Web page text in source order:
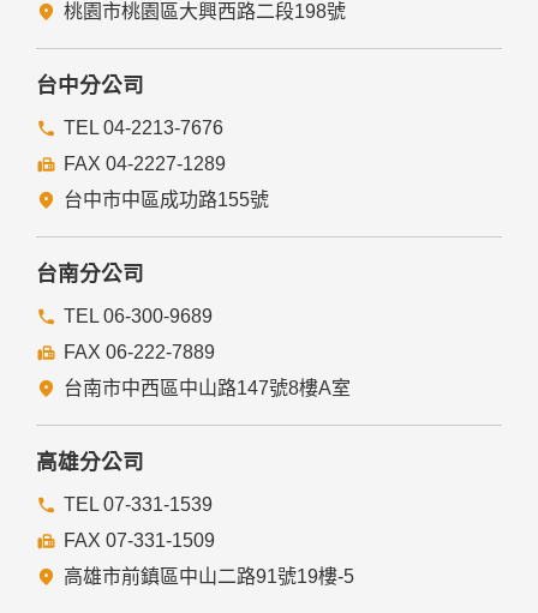
桃園市桃園區大興西路二段198號
台中分公司
TEL 04-2213-7676
FAX 04-2227-1289
台中市中區成功路155號
台南分公司
TEL 06-300-9689
FAX 06-222-7889
台南市中西區中山路147號8樓A室
高雄分公司
TEL 07-331-1539
FAX 07-331-1509
高雄市前鎮區中山二路91號19樓-5